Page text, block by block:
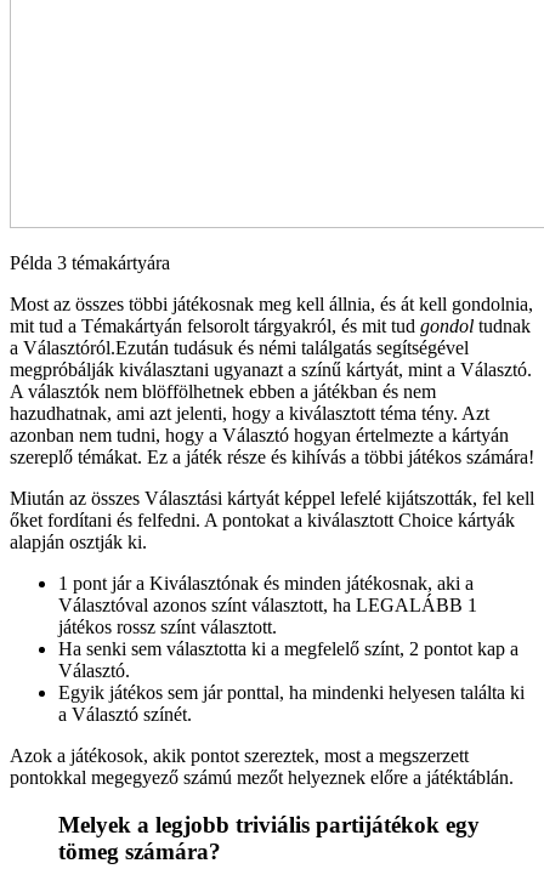
Példa 3 témakártyára
Most az összes többi játékosnak meg kell állnia, és át kell gondolnia,
mit tud a Témakártyán felsorolt ​​tárgyakról, és mit tud gondol tudnak
a Választóról.Ezután tudásuk és némi találgatás segítségével
megpróbálják kiválasztani ugyanazt a színű kártyát, mint a Választó.
A választók nem blöffölhetnek ebben a játékban és nem
hazudhatnak, ami azt jelenti, hogy a kiválasztott téma tény. Azt
azonban nem tudni, hogy a Választó hogyan értelmezte a kártyán
szereplő témákat. Ez a játék része és kihívás a többi játékos számára!
Miután az összes Választási kártyát képpel lefelé kijátszották, fel kell
őket fordítani és felfedni. A pontokat a kiválasztott Choice kártyák
alapján osztják ki.
1 pont jár a Kiválasztónak és minden játékosnak, aki a
Választóval azonos színt választott, ha LEGALÁBB 1
játékos rossz színt választott.
Ha senki sem választotta ki a megfelelő színt, 2 pontot kap a
Választó.
Egyik játékos sem jár ponttal, ha mindenki helyesen találta ki
a Választó színét.
Azok a játékosok, akik pontot szereztek, most a megszerzett
pontokkal megegyező számú mezőt helyeznek előre a játéktáblán.
Melyek a legjobb triviális partijátékok egy
tömeg számára?